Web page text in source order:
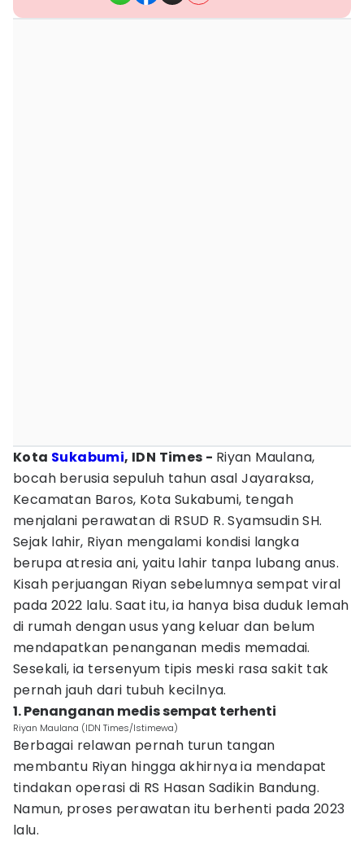
Kota Sukabumi, IDN Times - Riyan Maulana,
bocah berusia sepuluh tahun asal Jayaraksa,
Kecamatan Baros, Kota Sukabumi, tengah
menjalani perawatan di RSUD R. Syamsudin SH.
Sejak lahir, Riyan mengalami kondisi langka
berupa atresia ani, yaitu lahir tanpa lubang anus.
Kisah perjuangan Riyan sebelumnya sempat viral
pada 2022 lalu. Saat itu, ia hanya bisa duduk lemah
di rumah dengan usus yang keluar dan belum
mendapatkan penanganan medis memadai.
Sesekali, ia tersenyum tipis meski rasa sakit tak
pernah jauh dari tubuh kecilnya.
1. Penanganan medis sempat terhenti
Riyan Maulana (IDN Times/Istimewa)
Berbagai relawan pernah turun tangan
membantu Riyan hingga akhirnya ia mendapat
tindakan operasi di RS Hasan Sadikin Bandung.
Namun, proses perawatan itu berhenti pada 2023
lalu.